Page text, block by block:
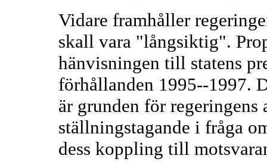
Vidare framhåller
skall vara "långsiktig".
hänvisningen till statens
förhållanden 1995--1997.
är grunden för
ställningstagande i fråga
dess koppling till